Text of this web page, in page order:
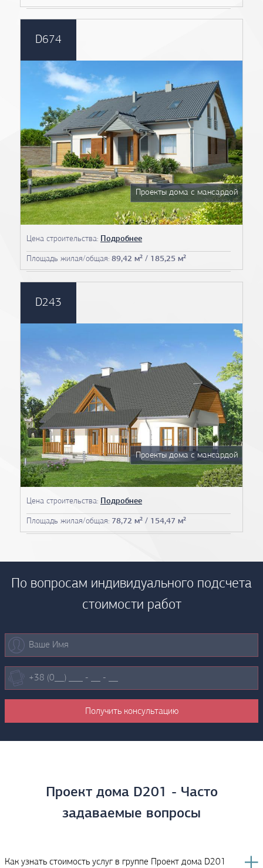
D674
Цена строительства: Подробнее
Площадь жилая/общая: 89,42 м² / 185,25 м²
Проекты дома с мансардой
D243
Цена строительства: Подробнее
Площадь жилая/общая: 78,72 м² / 154,47 м²
Проекты дома с мансардой
По вопросам индивидуального подсчета
стоимости работ
Проект дома D201 - Часто
задаваемые вопросы
Как узнать стоимость услуг в группе Проект дома D201